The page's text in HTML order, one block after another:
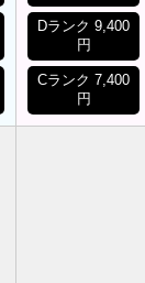
Dランク 9,400
円
Cランク 7,400
円